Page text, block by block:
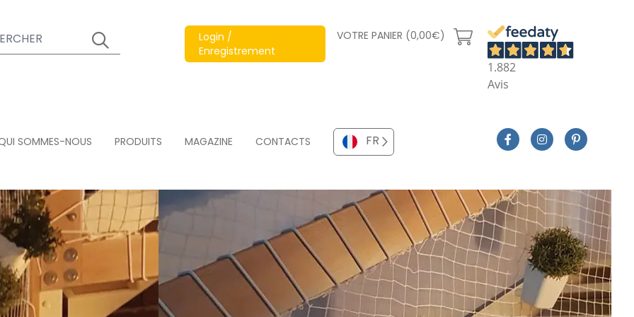
Login /
Enregistrement
VOTRE PANIER (0,00€)
1.882
Avis
SOMMES-NOUS PRODUITS MAGAZINE CONTACTS FR